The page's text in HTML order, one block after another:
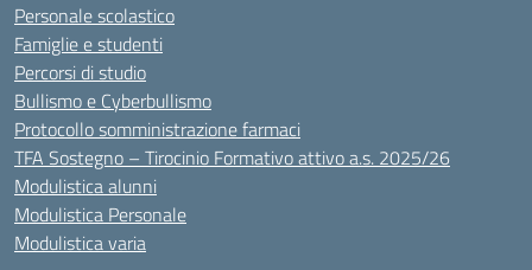
Personale scolastico
Famiglie e studenti
Percorsi di studio
Bullismo e Cyberbullismo
Protocollo somministrazione farmaci
TFA Sostegno – Tirocinio Formativo attivo a.s. 2025/26
Modulistica alunni
Modulistica Personale
Modulistica varia